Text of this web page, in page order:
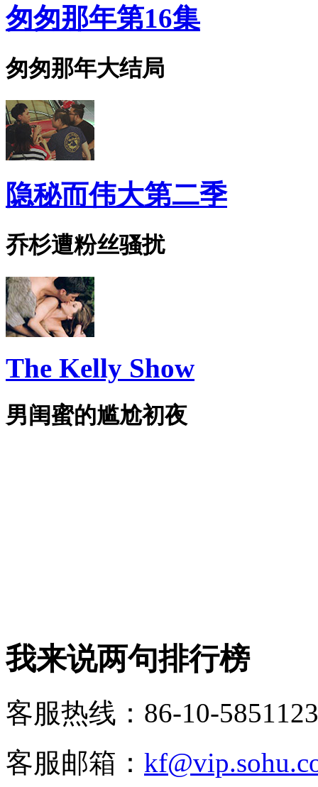
匆匆那年第16集
匆匆那年大结局
隐秘而伟大第二季
乔杉遭粉丝骚扰
The Kelly Show
男闺蜜的尴尬初夜
我来说两句排行榜
客服热线：86-10-
客服邮箱：